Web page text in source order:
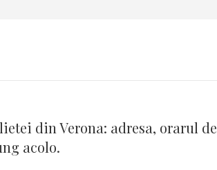
din Verona: adresa, orarul
acolo.